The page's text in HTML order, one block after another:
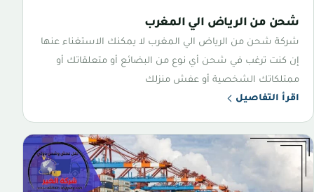
شحن من الرياض الي المغرب
شركة شحن من الرياض الي المغرب لا يمكنك الاستغناء عنها
إن كنت ترغب في شحن أي نوع من البضائع أو متعلقاتك أو
ممتلكاتك الشخصية أو عفش منزلك
اقرأ التفاصيل